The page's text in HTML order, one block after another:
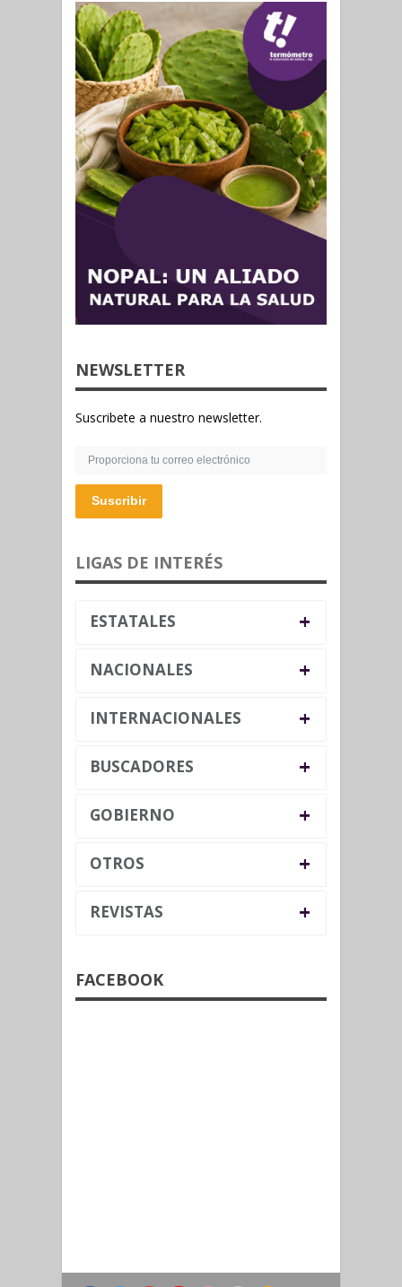
NEWSLETTER
Suscribete a nuestro newsletter.
Suscribir
LIGAS DE INTERÉS
ESTATALES +
NACIONALES +
INTERNACIONALES +
BUSCADORES +
GOBIERNO +
OTROS +
REVISTAS +
FACEBOOK